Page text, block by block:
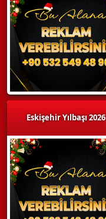
Eskişehir Yılbaşı 2026